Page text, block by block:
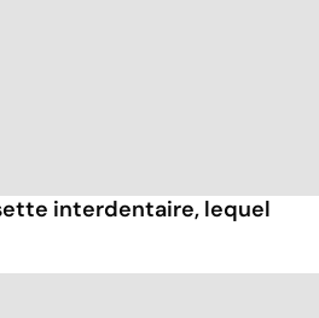
interdentaire, lequel